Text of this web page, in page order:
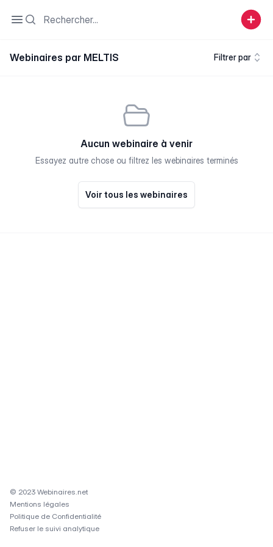
Open sidebar
Search
Webinaires par MELTIS Filtrer par
Aucun webinaire à venir
Essayez autre chose ou filtrez les webinaires terminés
Voir tous les webinaires
© 2023 Webinaires.net
Mentions légales
Politique de Confidentialité
Refuser le suivi analytique